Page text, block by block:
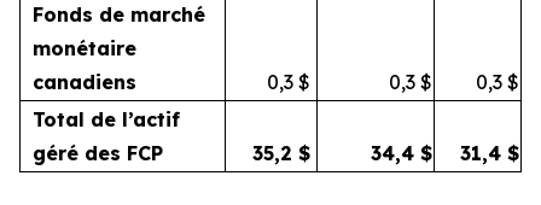
Fonds de marché
monétaire
canadiens
0,3 $ 0,3 $ 0,3 $
Total de l’actif
géré des FCP
35,2 $ 34,4 $ 31,4 $